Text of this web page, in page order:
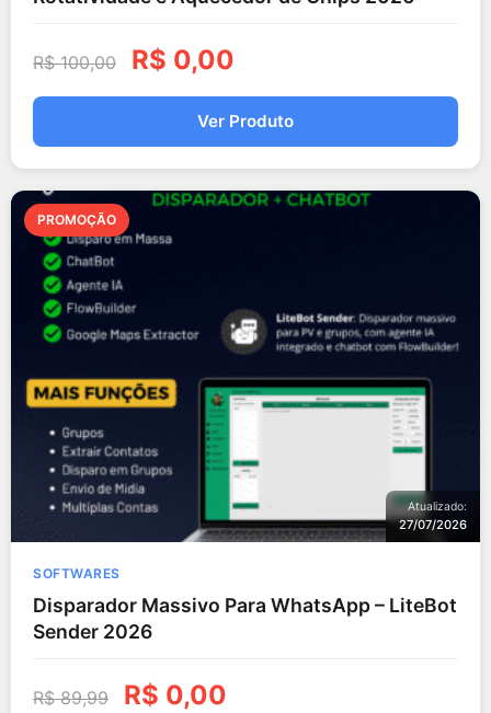
R$100,00 R$ 0,00
Ver Produto
PROMOÇÃO
Atualizado:
27/07/2026
SOFTWARES
Disparador Massivo Para WhatsApp – LiteBot
Sender 2026
R$89,99 R$ 0,00